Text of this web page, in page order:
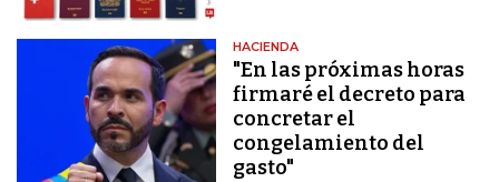
HACIENDA
"En las próximas horas
firmaré el decreto para
concretar el
congelamiento del
gasto"